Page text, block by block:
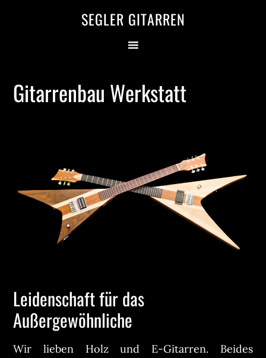
SEGLER GITARREN
Gitarrenbau Werkstatt
Leidenschaft für das
Außergewöhnliche
Wir lieben Holz und E-Gitarren. Beides